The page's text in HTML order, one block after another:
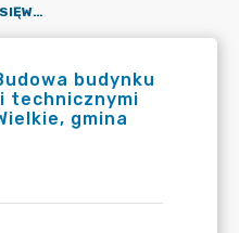
RAPORT O ODDZIAŁYWANIU PRZEDSIĘWZIĘCIA NA ŚRODOWISKO DLA PRZEDSIĘWZIĘCIA PN.: „BUDOWA BUDYNKU MIESZKALNEGO JEDNORODZINNEGO WOLNOSTOJĄCEGO WRAZ Z INSTALACJAMI I URZĄDZENIAMI TECHNICZNYMI ORAZ POZOSTAŁĄ INFRASTRUKTURĄ NA DZIAŁCE O NR EWID. GRUNTU 584/3 OBRĘB KRZYCKO WIELKIE, GMINA WŁOSZAKOWICE”.
budynku
technicznymi
gmina